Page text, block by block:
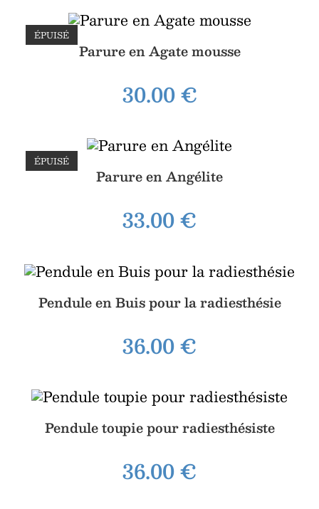
ÉPUISÉ
Parure en Agate mousse
30.00€
ÉPUISÉ
Parure en Angélite
33.00€
Pendule en Buis pour la radiesthésie
36.00€
Pendule toupie pour radiesthésiste
36.00€